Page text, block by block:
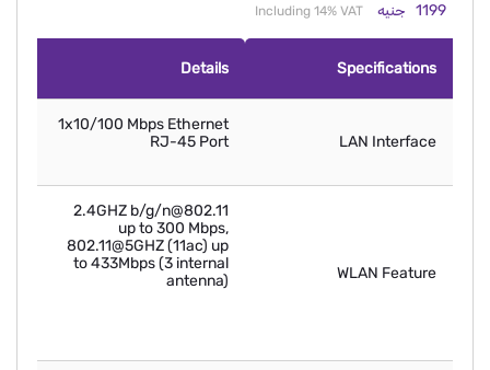
1199 جنيه Including 14% VAT
Specifications
Details
LAN Interface
1x10/100 Mbps Ethernet
RJ-45 Port
WLAN Feature
802.11@2.4GHZ b/g/n
up to 300 Mbps,
802.11@5GHZ (11ac) up
to 433Mbps (3 internal
antenna)